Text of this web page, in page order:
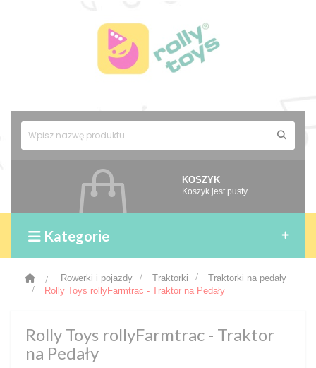
KOSZYK
Koszyk jest pusty.
Kategorie
> Rowerki i pojazdy > Traktorki >
Traktorki na pedały
>
Rolly Toys rollyFarmtrac - Traktor na Pedały
Rolly Toys rollyFarmtrac - Traktor
na Pedały